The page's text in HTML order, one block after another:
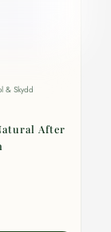
& Skydd
After